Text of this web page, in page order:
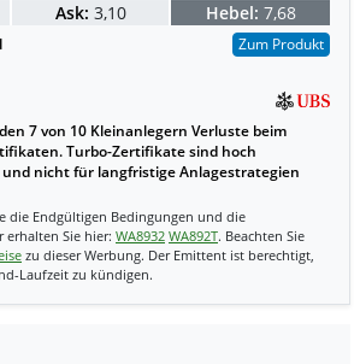
Ask: 3,10 Hebel: 7,68
Zum Produkt
7 von 10 Kleinanlegern Verluste beim
Turbo-Zertifikate sind hoch
nicht für langfristige Anlagestrategien
die Endgültigen Bedingungen und die
Sie hier: WA8932 WA892T. Beachten Sie
zu dieser Werbung. Der Emittent ist berechtigt,
Laufzeit zu kündigen.